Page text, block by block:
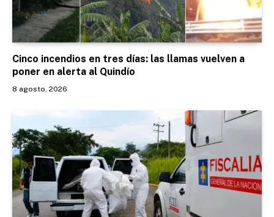
Cinco incendios en tres días: las llamas vuelven a
poner en alerta al Quindío
8 agosto, 2026